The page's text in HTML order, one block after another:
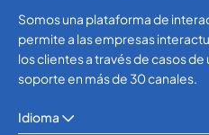
Somos una plataforma de
permite a las empresas
los clientes a través de casos
soporte en más de 30 canales.
Idioma